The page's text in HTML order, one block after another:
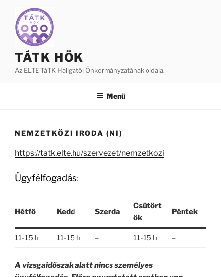
TÁTK HÖK
Az ELTE TáTK Hallgatói Önkormányzatának oldala.
Menü
NEMZETKÖZI IRODA (NI)
https://tatk.elte.hu/szervezet/nemzetkozi
Ügyfélfogadás:
Hétfő Kedd Szerda
Csütört
ök
Péntek
11-15 h 11-15 h – 11-15 h –
A vizsgaidőszak alatt nincs személyes